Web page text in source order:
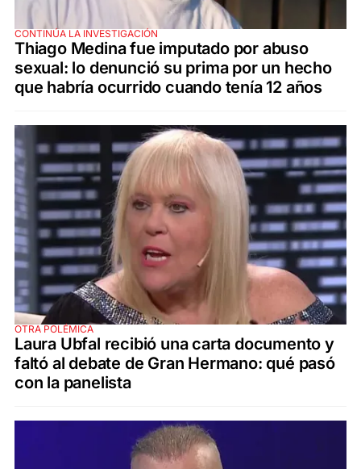
CONTINÚA LA INVESTIGACIÓN
Thiago Medina fue imputado por abuso
sexual: lo denunció su prima por un hecho
que habría ocurrido cuando tenía 12 años
OTRA POLÉMICA
Laura Ubfal recibió una carta documento y
faltó al debate de Gran Hermano: qué pasó
con la panelista